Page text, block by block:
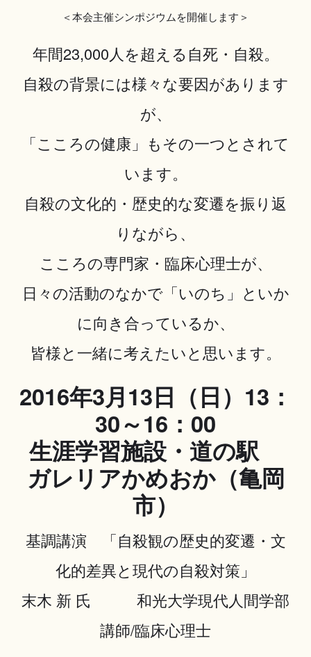
＜本会主催シンポジウムを開催します＞
年間23,000人を超える自死・自殺。
自殺の背景には様々な要因があります
が、
「こころの健康」もその一つとされて
います。
自殺の文化的・歴史的な変遷を振り返
りながら、
こころの専門家・臨床心理士が、
日々の活動のなかで「いのち」といか
に向き合っているか、
皆様と一緒に考えたいと思います。
2016年3月13日（日）13：
30～16：00
生涯学習施設・道の駅
ガレリアかめおか（亀岡
市）
基調講演 「自殺観の歴史的変遷・文
化的差異と現代の自殺対策」
末木 新 氏 和光大学現代人間学部
講師/臨床心理士